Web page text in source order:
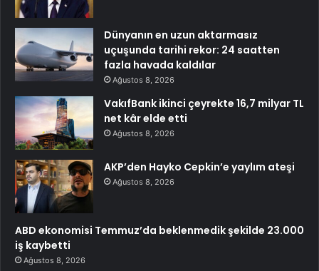
Dünyanın en uzun aktarmasız
uçuşunda tarihi rekor: 24 saatten
fazla havada kaldılar
Ağustos 8, 2026
VakıfBank ikinci çeyrekte 16,7 milyar TL
net kâr elde etti
Ağustos 8, 2026
AKP’den Hayko Cepkin’e yaylım ateşi
Ağustos 8, 2026
ABD ekonomisi Temmuz’da beklenmedik şekilde 23.000
iş kaybetti
Ağustos 8, 2026